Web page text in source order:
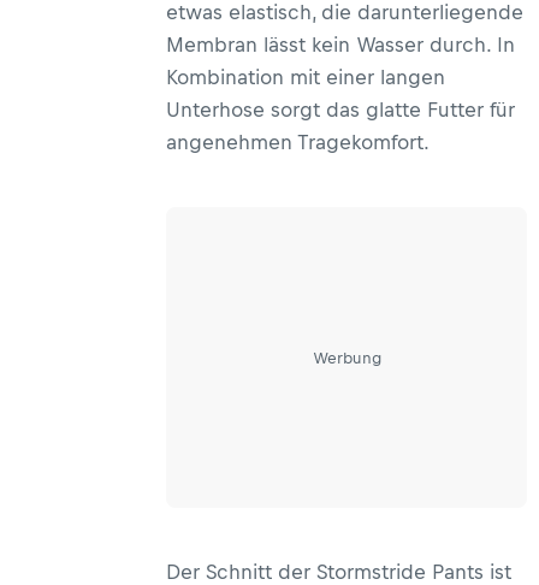
etwas elastisch, die darunterliegende
Membran lässt kein Wasser durch. In
Kombination mit einer langen
Unterhose sorgt das glatte Futter für
angenehmen Tragekomfort.
Werbung
Der Schnitt der Stormstride Pants ist